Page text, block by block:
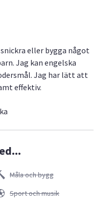
eller bygga något
Jag kan engelska
Jag har lätt att
effektiv.
Måla och bygg
Sport och musik